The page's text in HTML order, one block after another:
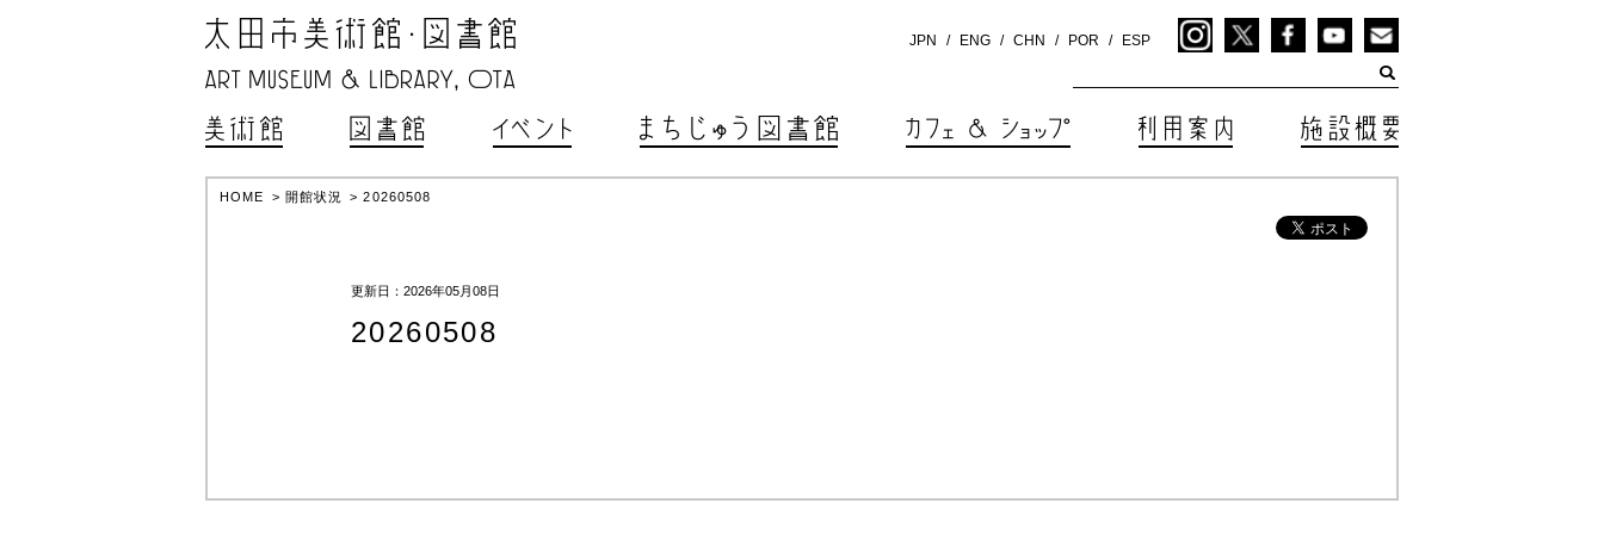
JPN ENG CHN POR ESP
HOME > 開館状況 >20260508
更新日：2026年05月08日
20260508